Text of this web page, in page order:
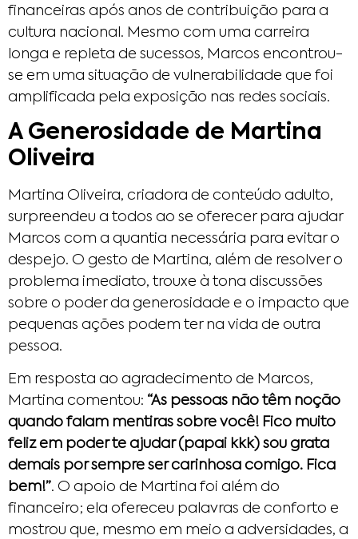
financeiras após anos de contribuição para a
cultura nacional. Mesmo com uma carreira
longa e repleta de sucessos, Marcos encontrou-
se em uma situação de vulnerabilidade que foi
amplificada pela exposição nas redes sociais.
A Generosidade de Martina
Oliveira
Martina Oliveira, criadora de conteúdo adulto,
surpreendeu a todos ao se oferecer para ajudar
Marcos com a quantia necessária para evitar o
despejo. O gesto de Martina, além de resolver o
problema imediato, trouxe à tona discussões
sobre o poder da generosidade e o impacto que
pequenas ações podem ter na vida de outra
pessoa.
Em resposta ao agradecimento de Marcos,
Martina comentou: “As pessoas não têm noção
quando falam mentiras sobre você! Fico muito
feliz em poder te ajudar (papai kkk) sou grata
demais por sempre ser carinhosa comigo. Fica
bem!”. O apoio de Martina foi além do
financeiro; ela ofereceu palavras de conforto e
mostrou que, mesmo em meio a adversidades, a